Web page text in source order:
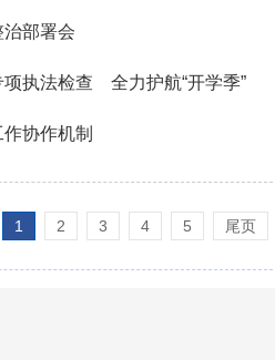
部署会
执法检查 全力护航“开学季”
协作机制
1 2 3 4 5 尾页